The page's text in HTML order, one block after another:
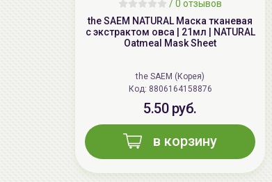
/0 отзывов
the SAEM NATURAL Маска тканевая
с экстрактом овса | 21мл | NATURAL
Oatmeal Mask Sheet
the SAEM (Корея)
Код: 8806164158876
5.50 руб.
в корзину